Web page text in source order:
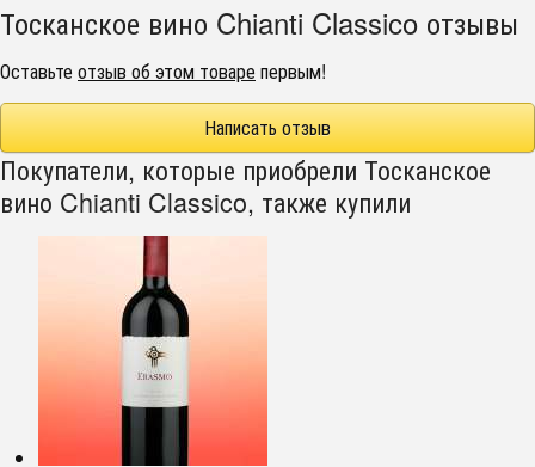
Тосканское вино Chianti Classico отзывы
Оставьтеотзыв об этом товарепервым!
Написать отзыв
Покупатели, которые приобрели Тосканское
вино Chianti Classico, также купили